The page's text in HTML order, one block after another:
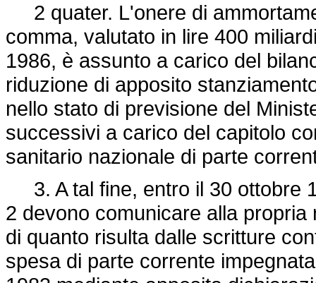
2 quater. L'onere di
comma, valutato in lire 400
1986, è assunto a carico del
riduzione di apposito
nello stato di previsione del
successivi a carico del capitolo
sanitario nazionale di parte
3. A tal fine, entro il 30 ottobre
2 devono comunicare alla
di quanto risulta dalle scritture
spesa di parte corrente